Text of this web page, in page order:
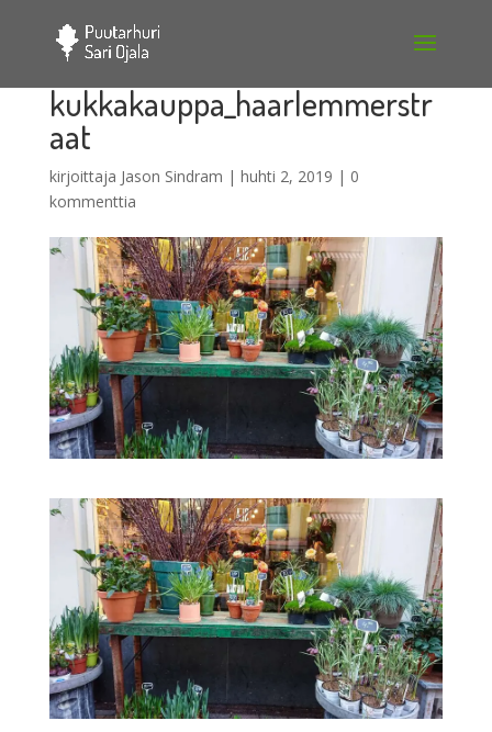
kukkakauppa_haarlemmerstr
aat
kirjoittaja Jason Sindram | huhti 2, 2019 | 0
kommenttia